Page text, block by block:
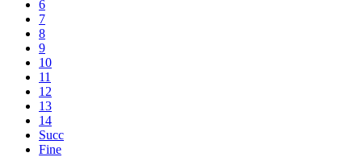
6
7
8
9
10
11
12
13
14
Succ
Fine